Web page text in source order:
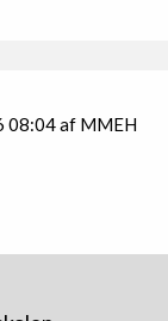
08:04 af MMEH